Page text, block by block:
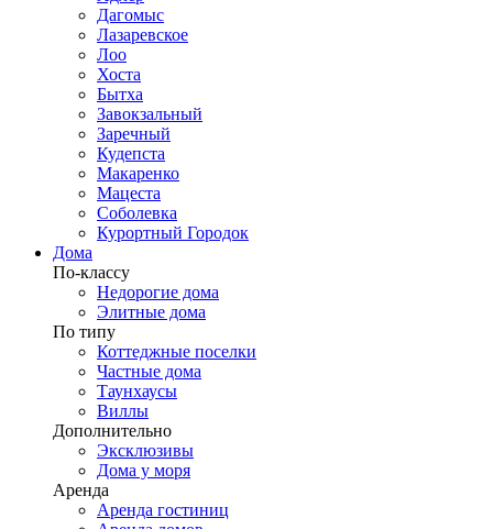
Дагомыс
Лазаревское
Лоо
Хоста
Бытха
Завокзальный
Заречный
Кудепста
Макаренко
Мацеста
Соболевка
Курортный Городок
Дома
По-классу
Недорогие дома
Элитные дома
По типу
Коттеджные поселки
Частные дома
Таунхаусы
Виллы
Дополнительно
Эксклюзивы
Дома у моря
Аренда
Аренда гостиниц